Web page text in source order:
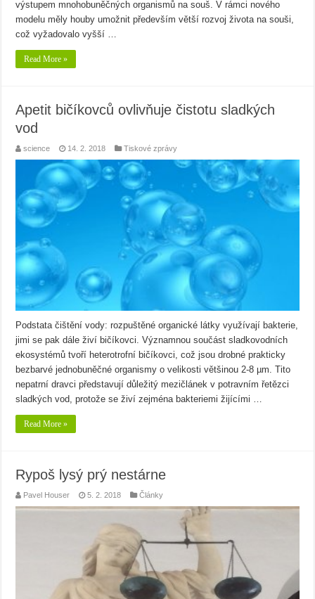
výstupem mnohobuněčných organismů na souš. V rámci nového
modelu měly houby umožnit především větší rozvoj života na souši,
což vyžadovalo vyšší …
Read More »
Apetit bičíkovců ovlivňuje čistotu sladkých
vod
science 14. 2. 2018 Tiskové zprávy
Podstata čištění vody: rozpuštěné organické látky využívají bakterie,
jimi se pak dále živí bičíkovci. Významnou součást sladkovodních
ekosystémů tvoří heterotrofní bičíkovci, což jsou drobné prakticky
bezbarvé jednobuněčné organismy o velikosti většinou 2-8 µm. Tito
nepatrní dravci představují důležitý mezičlánek v potravním řetězci
sladkých vod, protože se živí zejména bakteriemi žijícími …
Read More »
Rypoš lysý prý nestárne
Pavel Houser 5. 2. 2018 Články